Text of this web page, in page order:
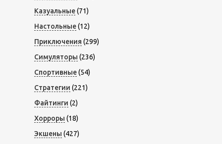
Казуальные(71)
Настольные(12)
Приключения (299)
Симуляторы (236)
Спортивные(54)
Стратегии (221)
Файтинги (2)
Хорроры (18)
Экшены (427)